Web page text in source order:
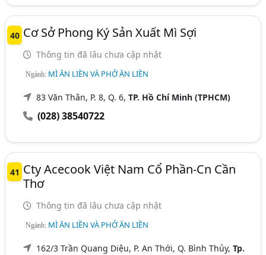
40 Cơ Sở Phong Ký Sản Xuất Mì Sợi
Thông tin đã lâu chưa cập nhật
Ngành: MÌ ĂN LIỀN VÀ PHỞ ĂN LIỀN
83 Văn Thân, P. 8, Q. 6,TP. Hồ Chí Minh (TPHCM)
(028) 38540722
41 Cty Acecook Việt Nam Cổ Phần-Cn Cần
Thơ
Thông tin đã lâu chưa cập nhật
Ngành: MÌ ĂN LIỀN VÀ PHỞ ĂN LIỀN
162/3 Trần Quang Diệu, P. An Thới, Q. Bình Thủy,Tp.